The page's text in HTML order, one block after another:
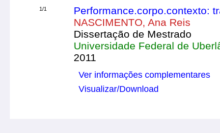
1/1
Performance.corpo.contexto:
NASCIMENTO, Ana Reis
Dissertação de Mestrado
Universidade Federal de
2011
Ver informações complementares
Visualizar/Download